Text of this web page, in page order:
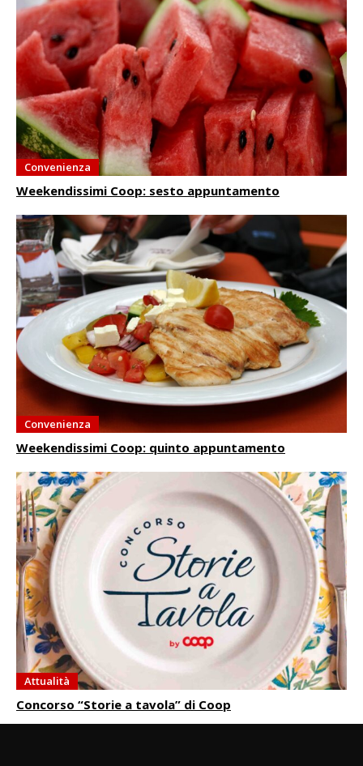
Convenienza
Weekendissimi Coop: sesto appuntamento
Convenienza
Weekendissimi Coop: quinto appuntamento
Attualità
Concorso “Storie a tavola” di Coop